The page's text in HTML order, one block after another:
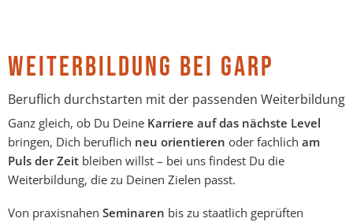
WEITERBILDUNG BEI GARP
Beruflich durchstarten mit der passenden Weiterbildung
Ganz gleich, ob Du Deine Karriere auf das nächste Level
bringen, Dich beruflich neu orientieren oder fachlich am
Puls der Zeit bleiben willst – bei uns findest Du die
Weiterbildung, die zu Deinen Zielen passt.
Von praxisnahen Seminaren bis zu staatlich geprüften